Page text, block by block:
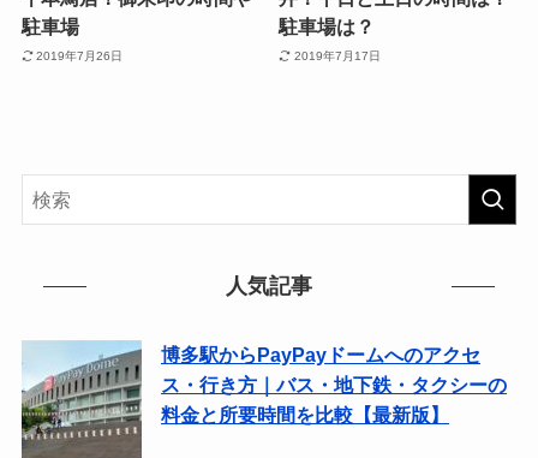
駐車場
2019年7月26日
駐車場は？
2019年7月17日
人気記事
博多駅からPayPayドームへのアクセ
ス・行き方｜バス・地下鉄・タクシーの
料金と所要時間を比較【最新版】